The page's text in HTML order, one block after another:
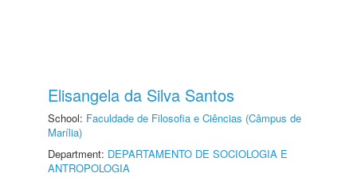
Elisangela da Silva Santos
School: Faculdade de Filosofia e Ciências (Câmpus de
Marília)
Department: DEPARTAMENTO DE SOCIOLOGIA E
ANTROPOLOGIA